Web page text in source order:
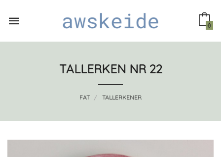
innholdet
0
TALLERKEN NR 22
FAT TALLERKENER